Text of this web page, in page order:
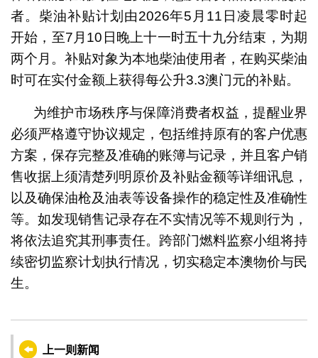
者。柴油补贴计划由2026年5月11日凌晨零时起
开始，至7月10日晚上十一时五十九分结束，为期
两个月。补贴对象为本地柴油使用者，在购买柴油
时可在实付金额上获得每公升3.3澳门元的补贴。
为维护市场秩序与保障消费者权益，提醒业界
必须严格遵守协议规定，包括维持原有的客户优惠
方案，保存完整及准确的账簿与记录，并且客户销
售收据上须清楚列明原价及补贴金额等详细讯息，
以及确保油枪及油表等设备操作的稳定性及准确性
等。如发现销售记录存在不实情况等不规则行为，
将依法追究其刑事责任。跨部门燃料监察小组将持
续密切监察计划执行情况，切实稳定本澳物价与民
生。
上一则新闻